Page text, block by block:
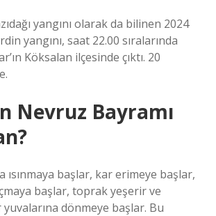
yangını olarak da bilinen 2024
yangını, saat 22.00 sıralarında
Köksalan ilçesinde çıktı. 20
Nevruz Bayramı
ısınmaya başlar, kar erimeye başlar,
başlar, toprak yeşerir ve
dönmeye başlar. Bu